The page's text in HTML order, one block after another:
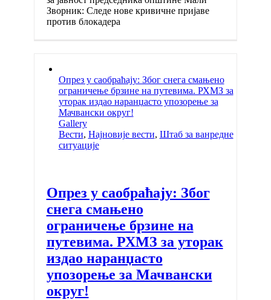
Зворник: Следе нове кривичне пријаве
против блокадера
Опрез у саобраћају: Због снега смањено
ограничење брзине на путевима. РХМЗ за
уторак издао наранџасто упозорење за
Мачвански округ!
Gallery
Вести, Најновије вести, Штаб за ванредне
ситуације
Опрез у саобраћају: Због
снега смањено
ограничење брзине на
путевима. РХМЗ за уторак
издао наранџасто
упозорење за Мачвански
округ!